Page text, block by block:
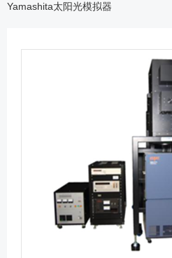
Yamashita太阳光模拟器